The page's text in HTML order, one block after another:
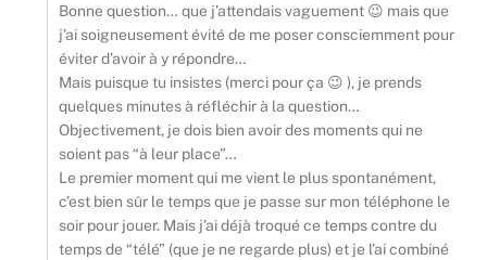
Bonne question… que j’attendais vaguement 😉 mais que
j’ai soigneusement évité de me poser consciemment pour
éviter d’avoir à y répondre…
Mais puisque tu insistes (merci pour ça 😉 ), je prends
quelques minutes à réfléchir à la question…
Objectivement, je dois bien avoir des moments qui ne
soient pas “à leur place”…
Le premier moment qui me vient le plus spontanément,
c’est bien sûr le temps que je passe sur mon téléphone le
soir pour jouer. Mais j’ai déjà troqué ce temps contre du
temps de “télé” (que je ne regarde plus) et je l’ai combiné